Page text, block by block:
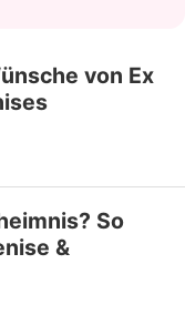
von Ex
So
&